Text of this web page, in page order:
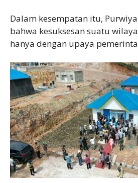
Dalam kesempatan itu,
bahwa kesuksesan suatu
hanya dengan upaya